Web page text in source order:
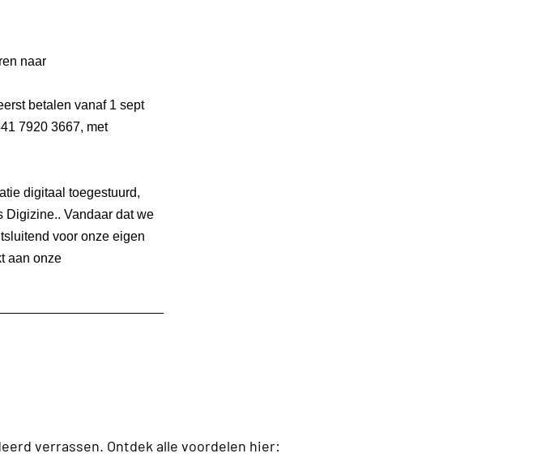
naar
betalen vanaf 1 sept
7920 3667, met
digitaal toegestuurd,
Digizine.. Vandaar dat we
voor onze eigen
aan onze
verrassen. Ontdek alle voordelen hier: